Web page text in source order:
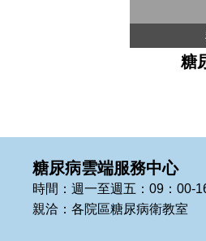
糖
糖尿病雲端服務中心
時間：週一至週五：09：00-
親洽：各院區糖尿病衛教室